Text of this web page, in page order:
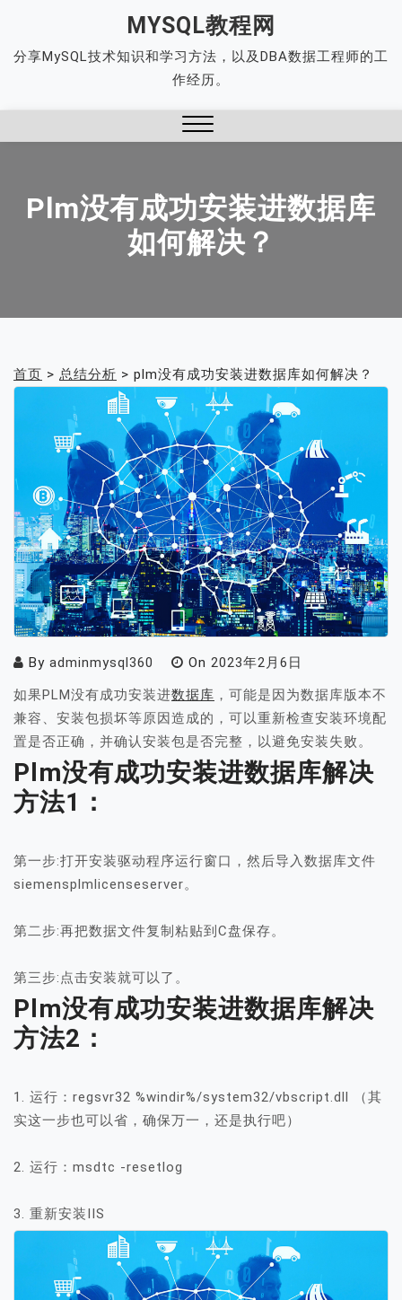
content
MYSQL教程网
分享MySQL技术知识和学习方法，以及DBA数据工程师的工
作经历。
Plm没有成功安装进数据库
如何解决？
首页 > 总结分析 > plm没有成功安装进数据库如何解决？
By adminmysql360 On 2023年2月6日
如果PLM没有成功安装进数据库 ，可能是因为数据库版本不
兼容、安装包损坏等原因造成的，可以重新检查安装环境配
置是否正确，并确认安装包是否完整，以避免安装失败。
Plm没有成功安装进数据库解决
方法1：
第一步:打开安装驱动程序运行窗口，然后导入数据库文件
siemensplmlicenseserver。
第二步:再把数据文件复制粘贴到C盘保存。
第三步:点击安装就可以了。
Plm没有成功安装进数据库解决
方法2：
1. 运行：regsvr32 %windir%/system32/vbscript.dll （其
实这一步也可以省，确保万一，还是执行吧）
2. 运行：msdtc -resetlog
3. 重新安装IIS